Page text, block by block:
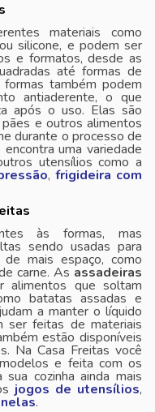
materiais como
silicone, e podem ser
e formatos, desde as
até formas de
também podem
antiaderente, o que
após o uso. Elas são
e outros alimentos
durante o processo de
encontra uma variedade
utensílios como a
,frigideira com
às formas, mas
sendo usadas para
mais espaço, como
carne. As assadeiras
alimentos que soltam
batatas assadas e
a manter o líquido
ser feitas de materiais
estão disponíveis
Na Casa Freitas você
e feita com os
cozinha ainda mais
jogos de utensílios,
.